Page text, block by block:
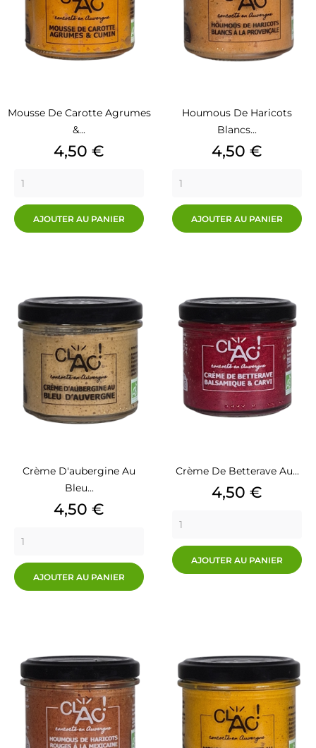
Mousse De Carotte Agrumes
&...
Prix
4,50 €
AJOUTER AU PANIER
Houmous De Haricots
Blancs...
Prix
4,50 €
AJOUTER AU PANIER
Crème D'aubergine Au
Bleu...
Prix
4,50 €
AJOUTER AU PANIER
Crème De Betterave Au...
Prix
4,50 €
AJOUTER AU PANIER